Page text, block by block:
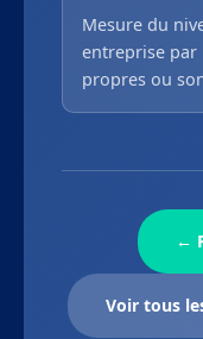
Mesure du
entreprise par
propres ou
←
Voir tous